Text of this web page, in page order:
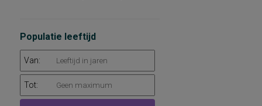
Populatie leeftijd
Van:
Tot: